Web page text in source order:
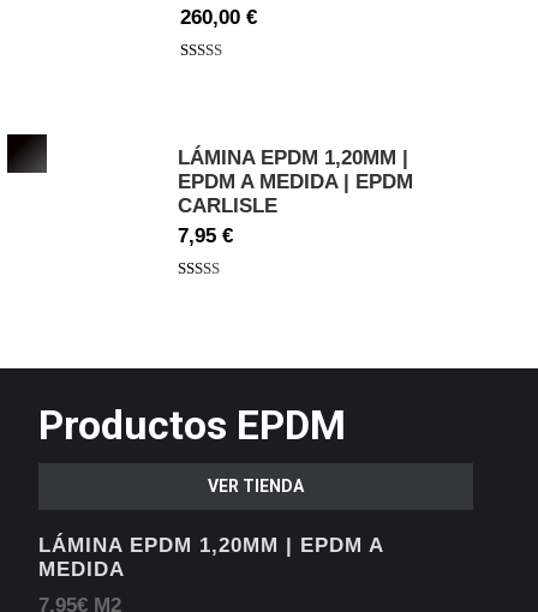
260,00 €
LÁMINA EPDM 1,20MM |
EPDM A MEDIDA | EPDM
CARLISLE
7,95 €
Productos EPDM
VER TIENDA
LÁMINA EPDM 1,20MM | EPDM A
MEDIDA
7,95€ M2